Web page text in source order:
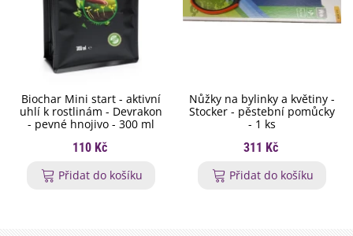
Biochar Mini start - aktivní
uhlí k rostlinám - Devrakon
- pevné hnojivo - 300 ml
110 Kč
Přidat do košíku
Nůžky na bylinky a květiny -
Stocker - pěstební pomůcky
- 1 ks
311 Kč
Přidat do košíku